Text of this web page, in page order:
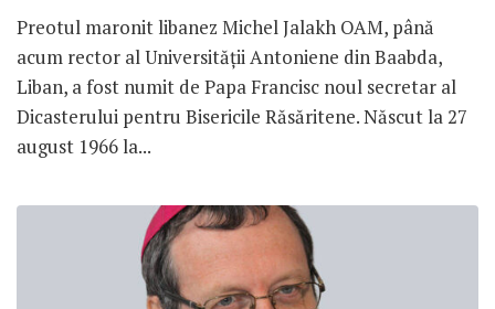
Preotul maronit libanez Michel Jalakh OAM, până
acum rector al Universității Antoniene din Baabda,
Liban, a fost numit de Papa Francisc noul secretar al
Dicasterului pentru Bisericile Răsăritene. Născut la 27
august 1966 la...